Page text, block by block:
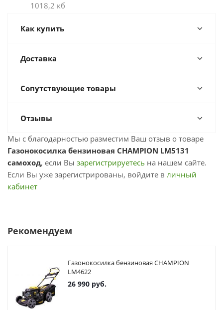
1018,2 кб
Как купить
Доставка
Сопутствующие товары
Отзывы
Мы с благодарностью разместим Ваш отзыв о товаре
Газонокосилка бензиновая CHAMPION LM5131
самоход, если Вы зарегистрируетесь на нашем сайте.
Если Вы уже зарегистрированы, войдите в личный
кабинет
Рекомендуем
Газонокосилка бензиновая CHAMPION
LM4622
26 990 руб.